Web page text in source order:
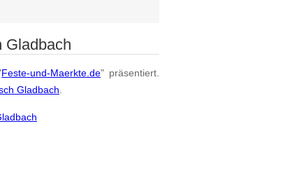
Gladbach
Feste-und-Maerkte.de" präsentiert.
Gladbach.